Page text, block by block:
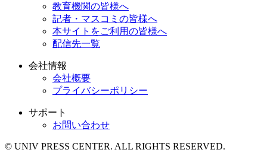
教育機関の皆様へ
記者・マスコミの皆様へ
本サイトをご利用の皆様へ
配信先一覧
会社情報
会社概要
プライバシーポリシー
サポート
お問い合わせ
© UNIV PRESS CENTER. ALL RIGHTS RESERVED.